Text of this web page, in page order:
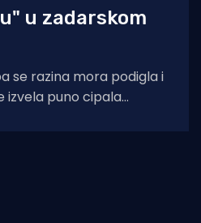
u zadarskom
se razina mora podigla i
izvela puno cipala